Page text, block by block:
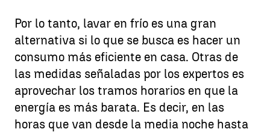
Por lo tanto, lavar en frío es una gran
alternativa si lo que se busca es hacer un
consumo más eficiente en casa. Otras de
las medidas señaladas por los expertos es
aprovechar los tramos horarios en que la
energía es más barata. Es decir, en las
horas que van desde la media noche hasta